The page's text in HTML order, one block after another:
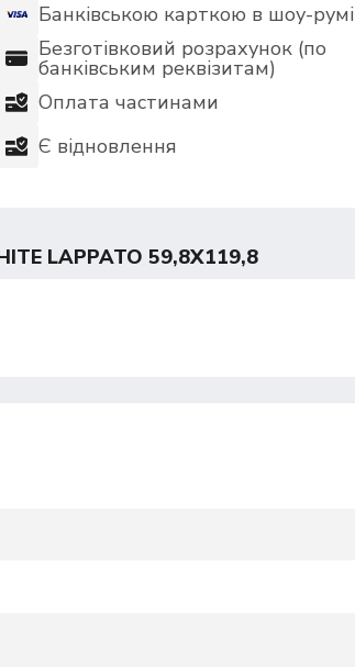
Банківською карткою в шоу-румі
Безготівковий розрахунок (по
банківським реквізитам)
Оплата частинами
Є відновлення
LAPPATO 59,8Х119,8